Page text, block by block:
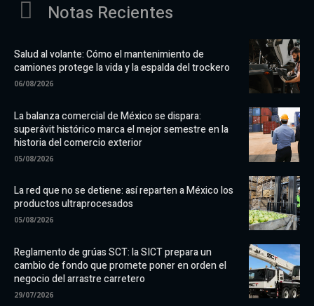
Notas Recientes
Salud al volante: Cómo el mantenimiento de
camiones protege la vida y la espalda del trockero
06/08/2026
La balanza comercial de México se dispara:
superávit histórico marca el mejor semestre en la
historia del comercio exterior
05/08/2026
La red que no se detiene: así reparten a México los
productos ultraprocesados
05/08/2026
Reglamento de grúas SCT: la SICT prepara un
cambio de fondo que promete poner en orden el
negocio del arrastre carretero
29/07/2026